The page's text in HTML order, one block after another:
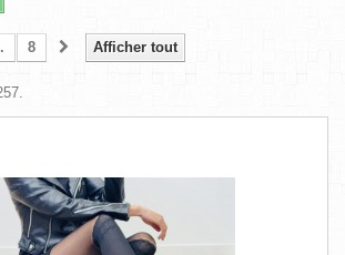
Afficher tout
8